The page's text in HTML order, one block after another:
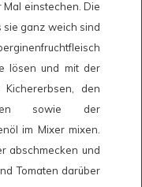
einstechen. Die
ganz weich sind
lösen und mit der
den
sowie der
im Mixer mixen.
abschmecken und
Tomaten darüber